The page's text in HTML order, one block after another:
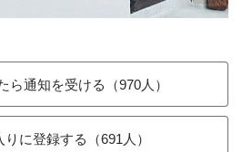
ら通知を受ける（970人）
りに登録する（691人）